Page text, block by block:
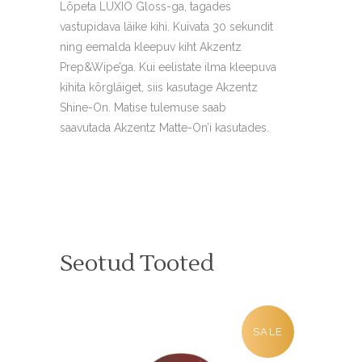
Lõpeta LUXIO Gloss-ga, tagades
vastupidava läike kihi. Kuivata 30 sekundit
ning eemalda kleepuv kiht Akzentz
Prep&Wipe’ga. Kui eelistate ilma kleepuva
kihita kõrgläiget, siis kasutage Akzentz
Shine-On. Matise tulemuse saab
saavutada Akzentz Matte-On’i kasutades.
Seotud Tooted
SALE